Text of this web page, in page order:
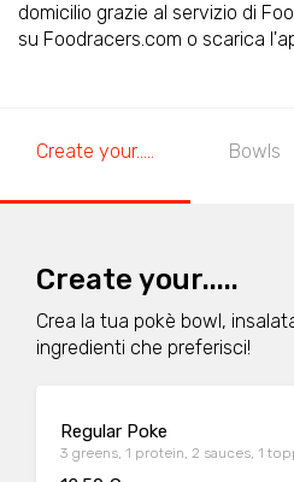
domicilio grazie al servizio di
su Foodracers.com o scarica
Create your..... Bowls
Create your.....
Crea la tua pokè bowl,
ingredienti che preferisci!
Regular Poke
3 greens, 1 protein, 2 sauces, 1